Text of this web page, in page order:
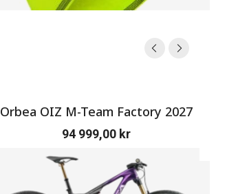
Orbea OIZ M-Team Factory 2027
94 999,00 kr